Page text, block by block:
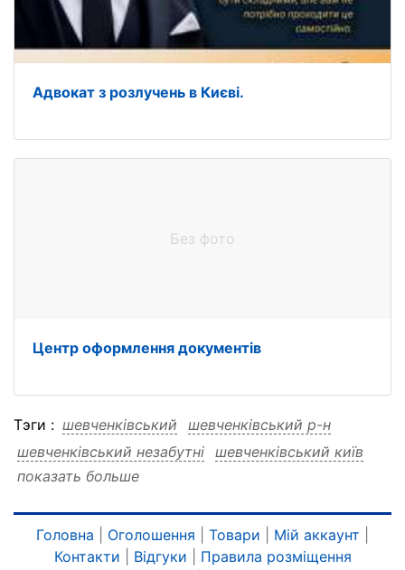
Адвокат з розлучень в Києві.
Без фото
Центр оформлення документів
Тэги : шевченківський
шевченківський р-н
шевченківський незабутні шевченківський київ
шевченківський завітай
шевченківський EgoStudio
шевченківський EgoStudio р-н
показать больше
Головна Оголошення Товари Мій аккаунт
Контакти
Відгуки
Правила розміщення